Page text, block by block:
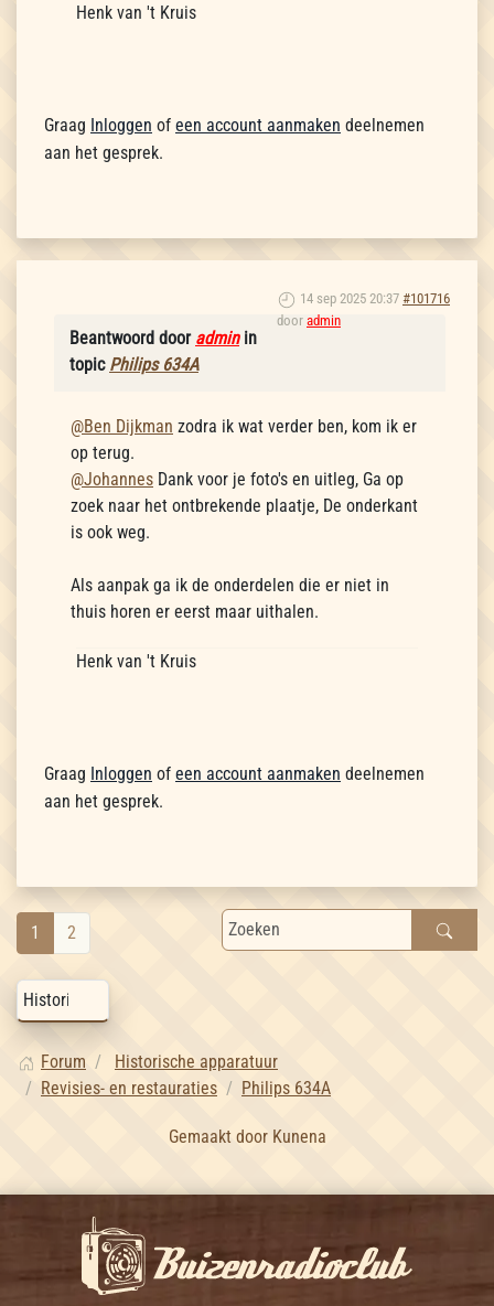
Henk van 't Kruis
Graag Inloggen of een account aanmaken deelnemen
aan het gesprek.
14 sep 2025 20:37 #101716
door admin
Beantwoord door adminin
topic Philips 634A
@Ben Dijkman zodra ik wat verder ben, kom ik er
op terug.
@Johannes Dank voor je foto's en uitleg, Ga op
zoek naar het ontbrekende plaatje, De onderkant
is ook weg.
Als aanpak ga ik de onderdelen die er niet in
thuis horen er eerst maar uithalen.
Henk van 't Kruis
Graag Inloggen of een account aanmaken deelnemen
aan het gesprek.
1 2
Forum
Historische apparatuur
Revisies- en restauraties
Philips 634A
Gemaakt door Kunena